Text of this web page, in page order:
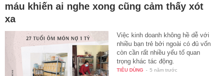
máu khiến ai nghe xong cũng cảm thấy xót
xa
Việc kinh doanh không hề dễ với
nhiều bạn trẻ bởi ngoài có đủ vốn
còn cần rất nhiều yếu tố quan
trọng khác tác động.
TIÊU DÙNG - 5 năm trước